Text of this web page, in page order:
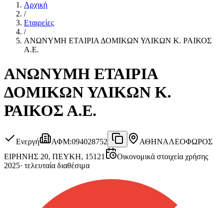
Αρχική
/
Εταιρείες
/
ΑΝΩΝΥΜΗ ΕΤΑΙΡΙΑ ΔΟΜΙΚΩΝ ΥΛΙΚΩΝ Κ. ΡΑΙΚΟΣ
Α.Ε.
ΑΝΩΝΥΜΗ ΕΤΑΙΡΙΑ
ΔΟΜΙΚΩΝ ΥΛΙΚΩΝ Κ.
ΡΑΙΚΟΣ Α.Ε.
Ενεργή ΑΦΜ:094028752 ΑΘΗΝΑΛΕΟΦΩΡΟΣ
ΕΙΡΗΝΗΣ 20, ΠΕΥΚΗ, 15121
Οικονομικά στοιχεία χρήσης
2025· τελευταία διαθέσιμα